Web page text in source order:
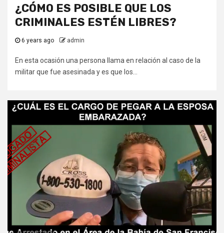
¿CÓMO ES POSIBLE QUE LOS
CRIMINALES ESTÉN LIBRES?
6 years ago admin
En esta ocasión una persona llama en relación al caso de la
militar que fue asesinada y es que los...